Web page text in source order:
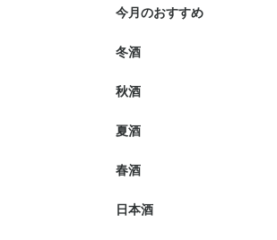
今月のおすすめ
冬酒
秋酒
夏酒
春酒
日本酒